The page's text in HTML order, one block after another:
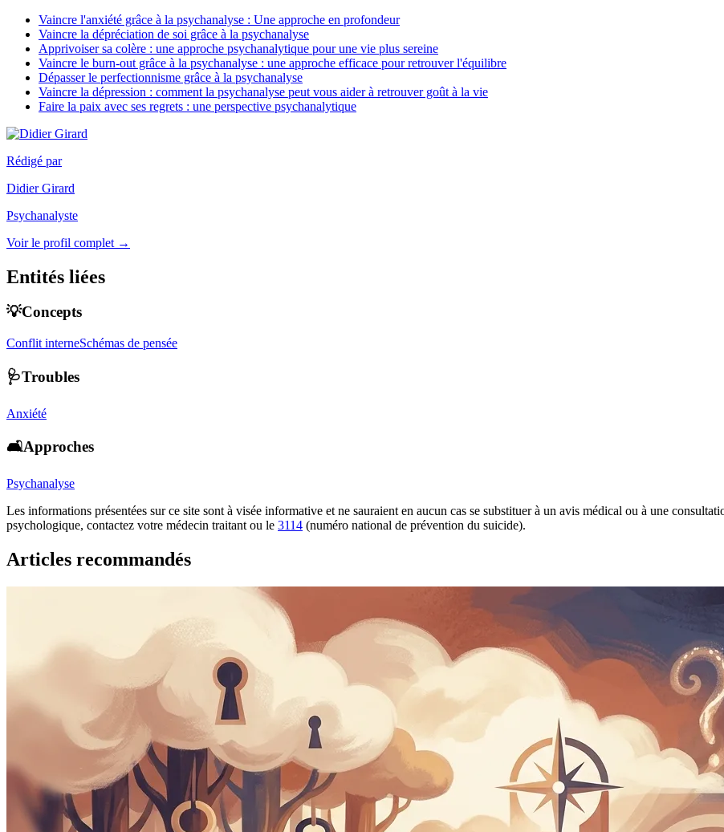
Vaincre l'anxiété grâce à la psychanalyse : Une approche en profondeur
Vaincre la dépréciation de soi grâce à la psychanalyse
Apprivoiser sa colère : une approche psychanalytique pour une vie plus sereine
Vaincre le burn-out grâce à la psychanalyse : une approche efficace pour retrouver l'équilibre
Dépasser le perfectionnisme grâce à la psychanalyse
Vaincre la dépression : comment la psychanalyse peut vous aider à retrouver goût à la vie
Faire la paix avec ses regrets : une perspective psychanalytique
Rédigé par
Didier Girard
Psychanalyste
Voir le profil complet →
Entités liées
💡Concepts
Conflit interneSchémas de pensée
🩺Troubles
Anxiété
🛋️Approches
Psychanalyse
Les informations présentées sur ce site sont à visée informative et ne sauraient en aucun cas se substituer à un avis médical ou à une
psychologique, contactez votre médecin traitant ou le 3114 (numéro national de prévention du suicide).
Articles recommandés